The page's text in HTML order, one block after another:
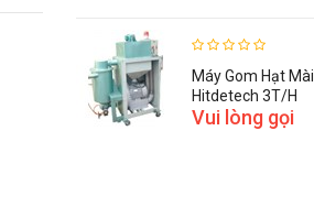
Máy Gom Hạt Mài
Hitdetech 3T/h
Vui lòng gọi